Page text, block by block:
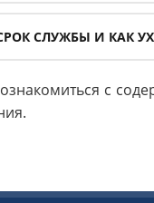
СЛУЖБЫ И КАК
с